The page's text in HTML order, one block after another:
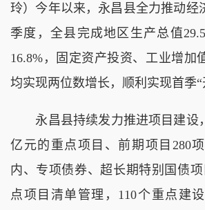
玲）今年以来，永昌县全力推动经
季度，全县完成地区生产总值
16.8%，固定资产投资、工业增加
均实现两位数增长，顺利实现首季“
永昌县持续发力推进项目建设
亿元的重点项目、前期项目280
内、专项债券、超长期特别国债
点项目清单管理，110个重点建